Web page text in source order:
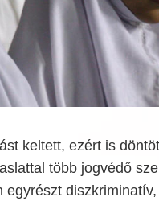
keltett, ezért is
több jogvédő